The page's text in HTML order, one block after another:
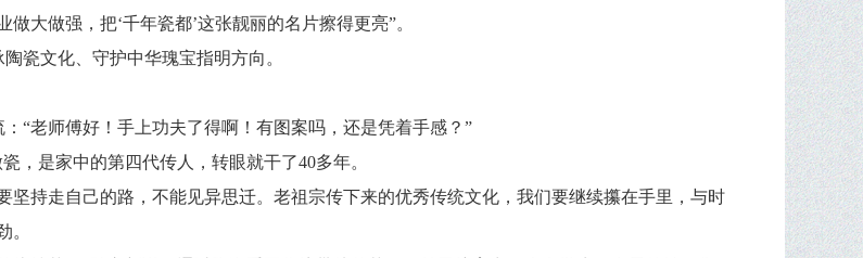
大做强，把‘千年瓷都’这张靓丽的名片擦得更亮”。
瓷文化、守护中华瑰宝指明方向。
“老师傅好！手上功夫了得啊！有图案吗，还是凭着手感？”
，是家中的第四代传人，转眼就干了40多年。
坚持走自己的路，不能见异思迁。老祖宗传下来的优秀传统文化，我们要继续攥在手里，与时
。